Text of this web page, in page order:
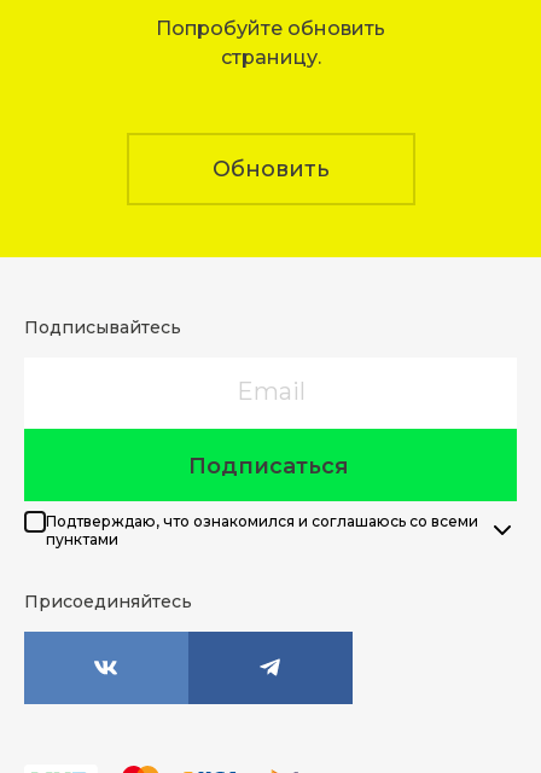
Попробуйте обновить
страницу.
Обновить
Подписывайтесь
Подписаться
Подтверждаю, что ознакомился и соглашаюсь со всеми
пунктами
Присоединяйтесь